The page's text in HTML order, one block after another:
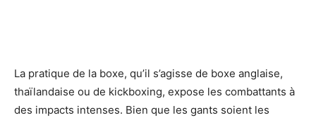
La pratique de la boxe, qu’il s’agisse de boxe anglaise,
thaïlandaise ou de kickboxing, expose les combattants à
des impacts intenses. Bien que les gants soient les